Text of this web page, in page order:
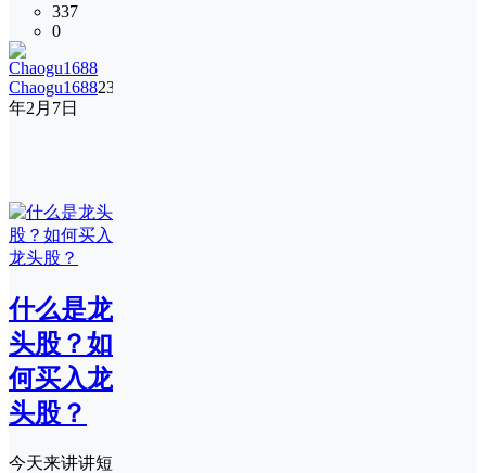
337
0
Chaogu168823
年2月7日
什么是龙
头股？如
何买入龙
头股？
今天来讲讲短